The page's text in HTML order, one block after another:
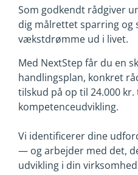
Som godkendt rådgiver
dig målrettet sparring og
vækstdrømme ud i livet.
Med NextStep får du en
handlingsplan, konkret
tilskud på op til 24.000
kompetenceudvikling.
Vi identificerer dine
— og arbejder med det,
udvikling i din